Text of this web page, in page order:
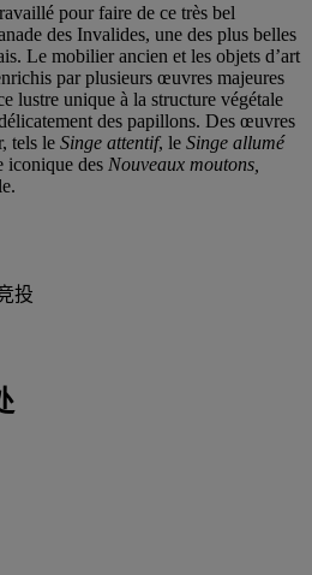
pour faire de ce très bel
des Invalides, une des plus belles
Le mobilier ancien et les objets d’art
par plusieurs œuvres majeures
lustre unique à la structure végétale
des papillons. Des œuvres
tels le Singe attentif, le Singe allumé
iconique des Nouveaux moutons,
投